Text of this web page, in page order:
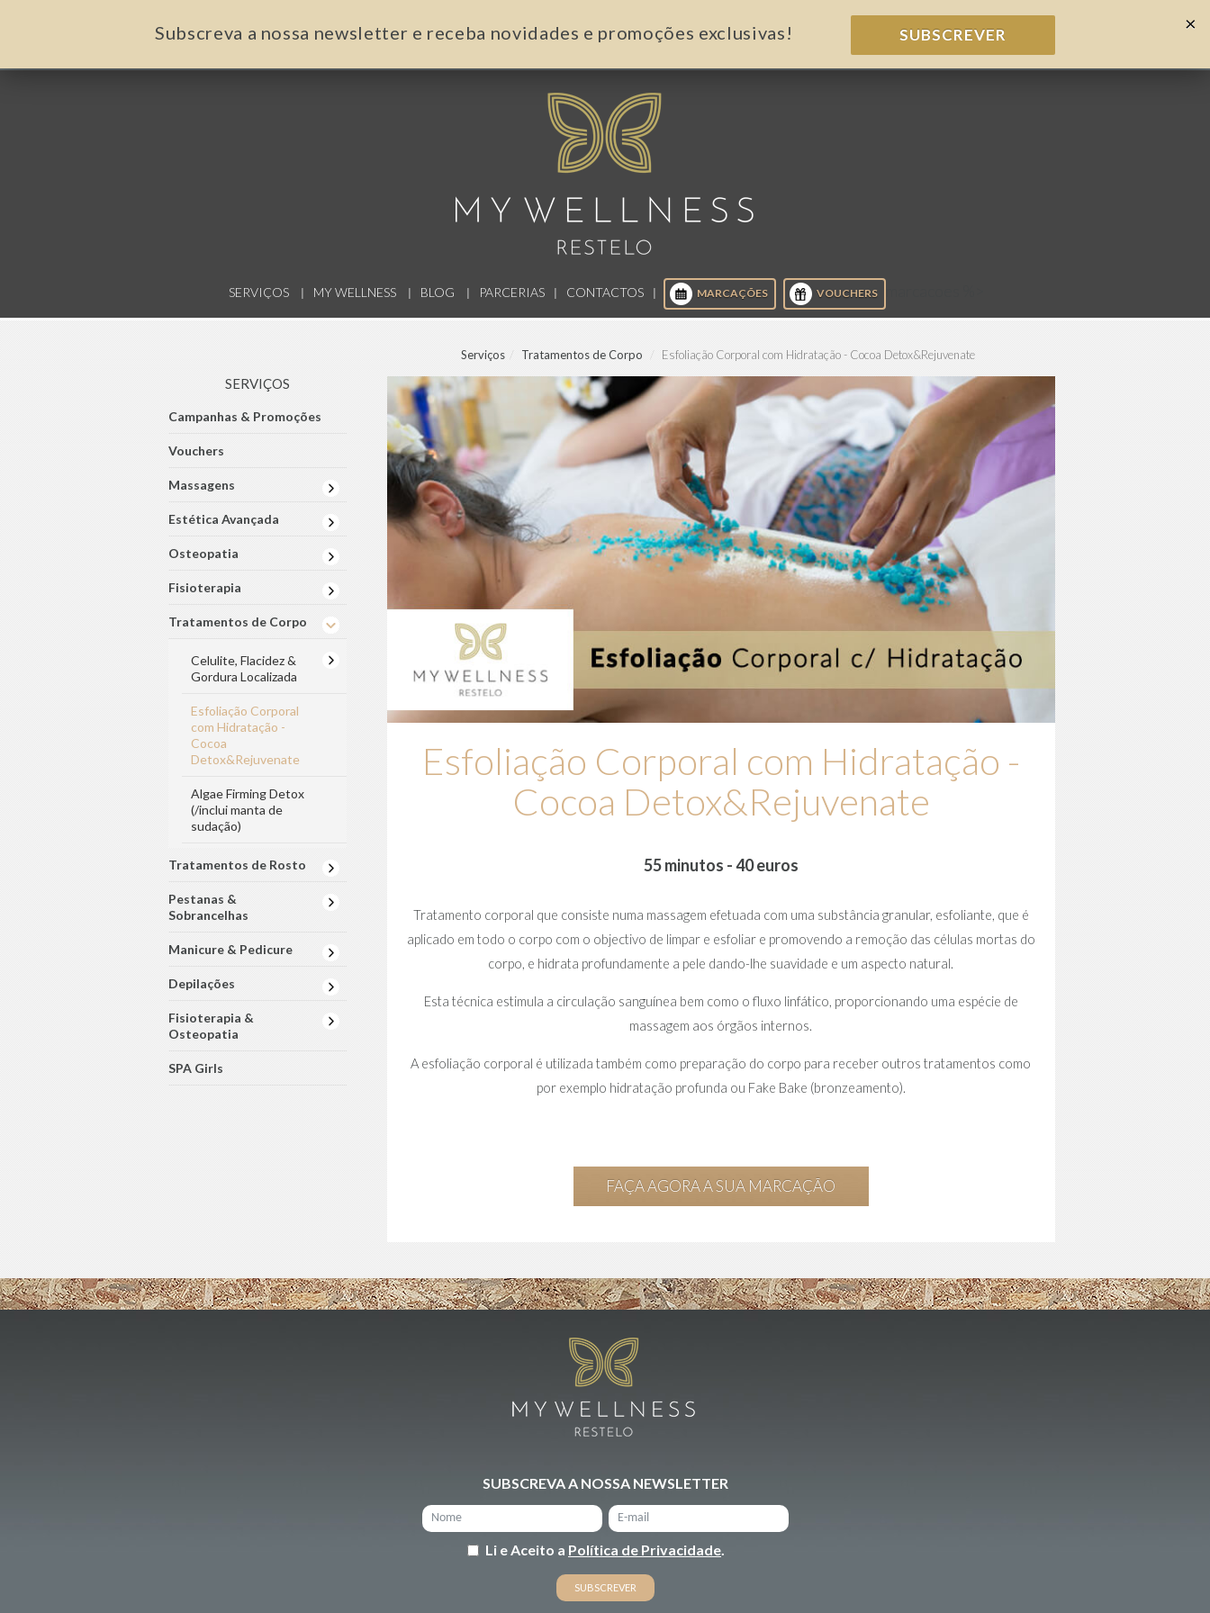
×
Subscreva a nossa newsletter e receba novidades e promoções exclusivas! SUBSCREVER
SERVIÇOS MY WELLNESS BLOG PARCERIAS CONTACTOS MARCAÇÕES VOUCHERS
Serviços Tratamentos de Corpo Esfoliação Corporal com Hidratação - Cocoa Detox&Rejuvenate
SERVIÇOS
Campanhas & Promoções
Vouchers
Massagens
Estética Avançada
Osteopatia
Fisioterapia
Tratamentos de Corpo
Celulite, Flacidez &
Gordura Localizada
Esfoliação Corporal
com Hidratação -
Cocoa
Detox&Rejuvenate
Algae Firming Detox
(/inclui manta de
sudação)
Tratamentos de Rosto
Pestanas &
Sobrancelhas
Manicure & Pedicure
Depilações
Fisioterapia &
Osteopatia
SPA Girls
Esfoliação Corporal com Hidratação -
Cocoa Detox&Rejuvenate
55 minutos - 40 euros
Tratamento corporal que consiste numa massagem efetuada com uma substância granular, esfoliante, que é
aplicado em todo o corpo com o objectivo de limpar e esfoliar e promovendo a remoção das células mortas do
corpo, e hidrata profundamente a pele dando-lhe suavidade e um aspecto natural.
Esta técnica estimula a circulação sanguínea bem como o fluxo linfático, proporcionando uma espécie de
massagem aos órgãos internos.
A esfoliação corporal é utilizada também como preparação do corpo para receber outros tratamentos como
por exemplo hidratação profunda ou Fake Bake (bronzeamento).
FAÇA AGORA A SUA MARCAÇÃO
SUBSCREVA A NOSSA NEWSLETTER
Li e Aceito a Política de Privacidade.